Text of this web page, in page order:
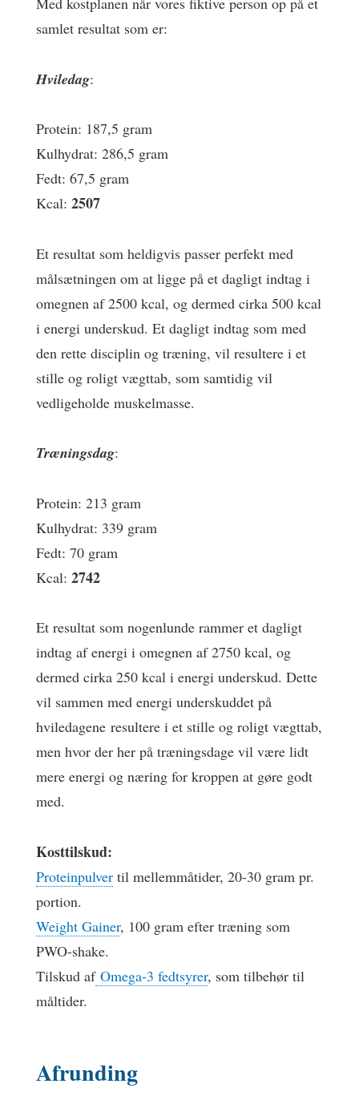
samlet resultat som er:
Hviledag:
Protein: 187,5 gram
Kulhydrat: 286,5 gram
Fedt: 67,5 gram
Kcal: 2507
Et resultat som heldigvis passer perfekt med
målsætningen om at ligge på et dagligt indtag i
omegnen af 2500 kcal, og dermed cirka 500 kcal
i energi underskud. Et dagligt indtag som med
den rette disciplin og træning, vil resultere i et
stille og roligt vægttab, som samtidig vil
vedligeholde muskelmasse.
Træningsdag:
Protein: 213 gram
Kulhydrat: 339 gram
Fedt: 70 gram
Kcal: 2742
Et resultat som nogenlunde rammer et dagligt
indtag af energi i omegnen af 2750 kcal, og
dermed cirka 250 kcal i energi underskud. Dette
vil sammen med energi underskuddet på
hviledagene resultere i et stille og roligt vægttab,
men hvor der her på træningsdage vil være lidt
mere energi og næring for kroppen at gøre godt
med.
Kosttilskud:
Proteinpulver til mellemmåtider, 20-30 gram pr.
portion.
Weight Gainer, 100 gram efter træning som
PWO-shake.
Tilskud afOmega-3 fedtsyrer, som tilbehør til
måltider.
Afrunding